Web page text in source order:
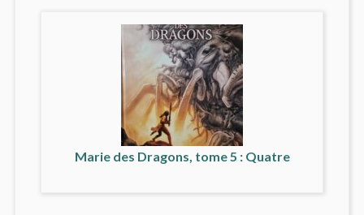
Marie des Dragons, tome 5 : Quatre